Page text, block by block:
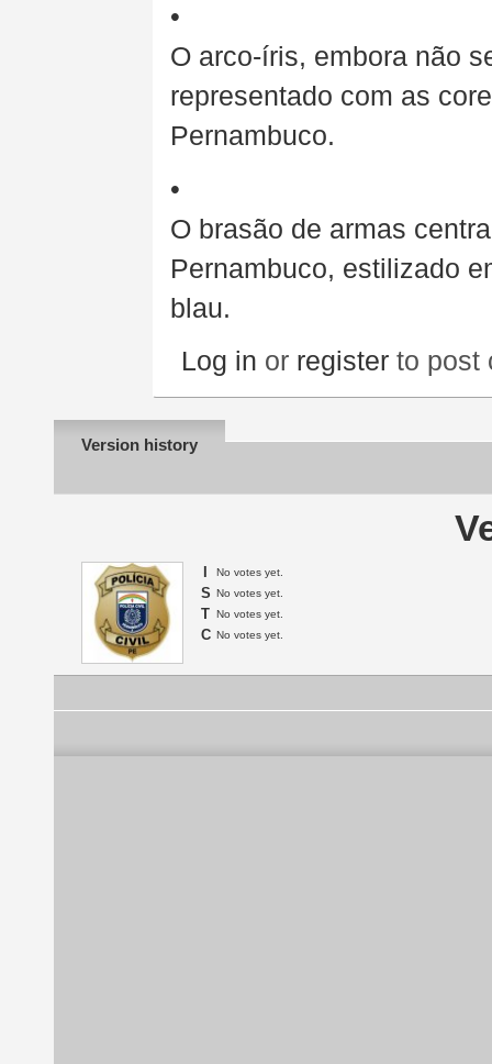
•
O arco-íris, embora não
representado com as
Pernambuco.
•
O brasão de armas
Pernambuco, estilizado
blau.
Log in or register to post
Version history
No votes yet.
S No votes yet.
T No votes yet.
C No votes yet.